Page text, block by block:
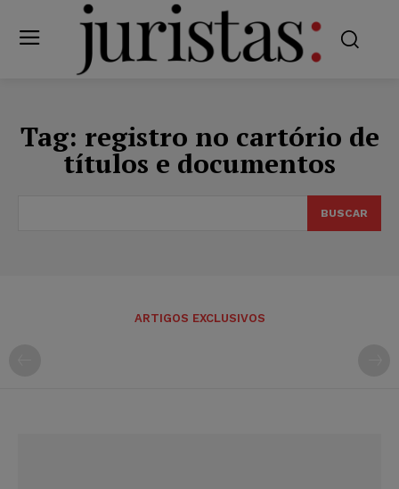
Tag: registro no cartório de
títulos e documentos
BUSCAR
ARTIGOS EXCLUSIVOS